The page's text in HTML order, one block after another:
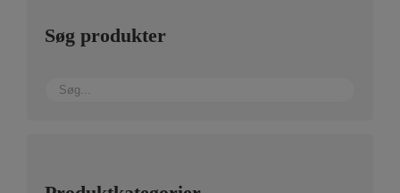
Søg produkter